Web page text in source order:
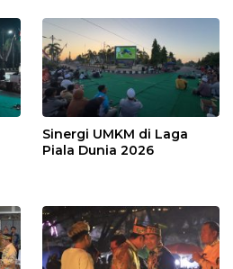
Sinergi UMKM di Laga
Piala Dunia 2026